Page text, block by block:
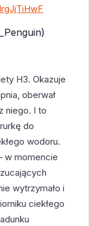
H3. Okazuje
oberwał
niego. I to
do
wodoru.
w momencie
wytrzymało i
ciekłego